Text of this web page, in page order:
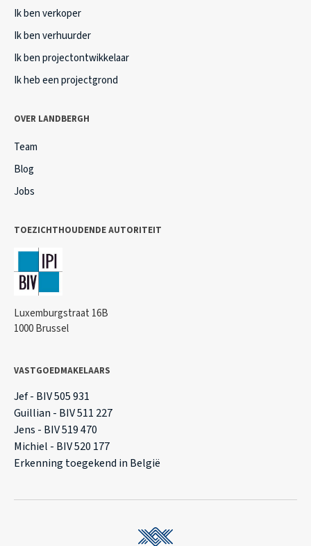
Ik ben verkoper
Ik ben verhuurder
Ik ben projectontwikkelaar
Ik heb een projectgrond
OVER LANDBERGH
Team
Blog
Jobs
TOEZICHTHOUDENDE AUTORITEIT
Luxemburgstraat 16B
1000 Brussel
VASTGOEDMAKELAARS
Jef - BIV 505 931
Guillian - BIV 511 227
Jens - BIV 519 470
Michiel - BIV 520 177
Erkenning toegekend in België